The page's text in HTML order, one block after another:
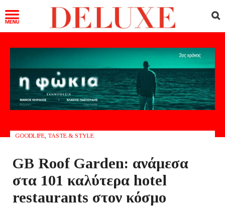
GOODLIFE TASTE & STYLE
GB Roof Garden: ανάμεσα
στα 101 καλύτερα hotel
restaurants στον κόσμο